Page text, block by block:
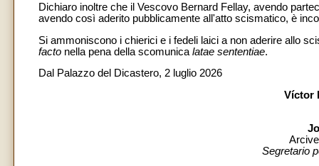
Dichiaro inoltre che il Vescovo Bernard Fellay, avendo
avendo così aderito pubblicamente all'atto scismatico, è
Si ammoniscono i chierici e i fedeli laici a non aderire allo
facto nella pena della scomunica latae sententiae.
Dal Palazzo del Dicastero, 2 luglio 2026
Víctor
Segretario